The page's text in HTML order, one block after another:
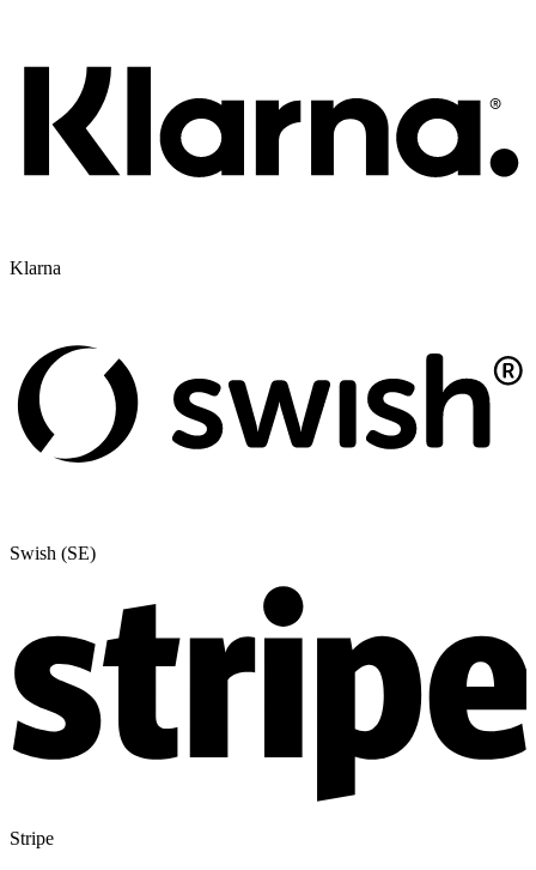
Klarna
Swish (SE)
Stripe